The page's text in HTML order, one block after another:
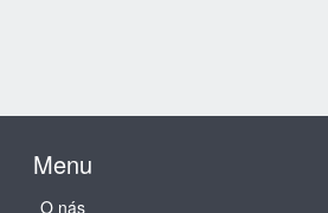
Menu
O nás